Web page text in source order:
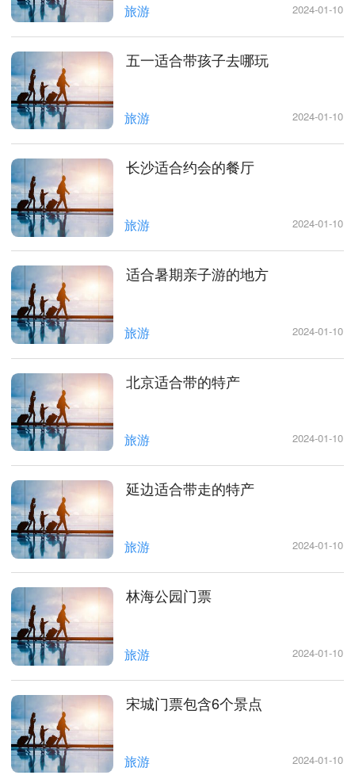
旅游 2024-01-10
五一适合带孩子去哪玩
旅游 2024-01-10
长沙适合约会的餐厅
旅游 2024-01-10
适合暑期亲子游的地方
旅游 2024-01-10
北京适合带的特产
旅游 2024-01-10
延边适合带走的特产
旅游 2024-01-10
林海公园门票
旅游 2024-01-10
宋城门票包含6个景点
旅游 2024-01-10